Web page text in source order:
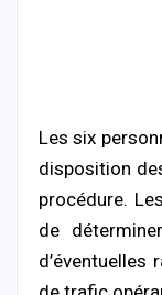
Les six
disposition
procédure.
de
d’éventuelles